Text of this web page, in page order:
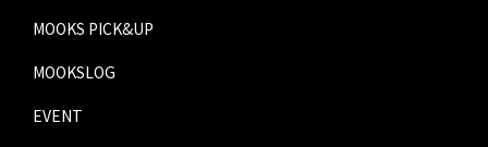
MOOKS PICK&UP
MOOKSLOG
EVENT